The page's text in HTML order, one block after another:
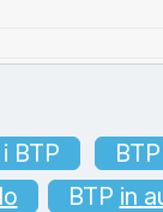
BTP BTP
BTP in